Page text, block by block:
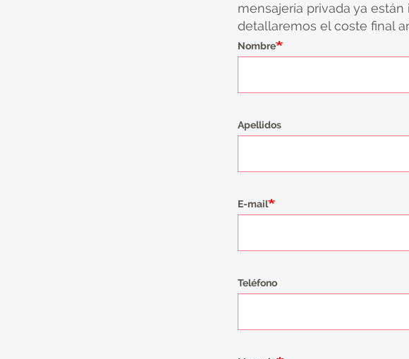
mensajería privada ya
detallaremos el coste final
Nombre
Apellidos
E-mail
Teléfono